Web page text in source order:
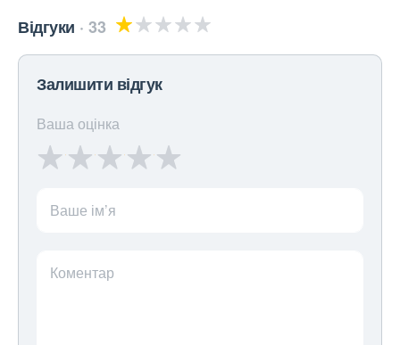
Відгуки 33
Залишити відгук
Ваша оцінка
Ваше ім’я
Коментар